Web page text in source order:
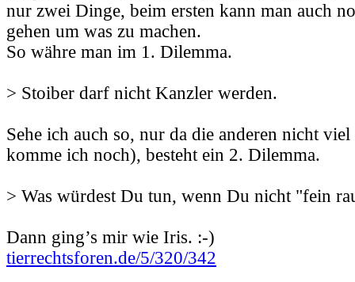
nur zwei Dinge, beim ersten kann man auch
gehen um was zu machen.
So währe man im 1. Dilemma.
> Stoiber darf nicht Kanzler werden.
Sehe ich auch so, nur da die anderen nicht viel
komme ich noch), besteht ein 2. Dilemma.
> Was würdest Du tun, wenn Du nicht "fein
Dann ging’s mir wie Iris. :-)
tierrechtsforen.de/5/320/342